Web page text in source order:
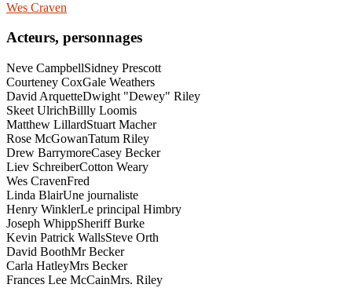
Wes Craven
Acteurs, personnages
Neve CampbellSidney Prescott
Courteney CoxGale Weathers
David ArquetteDwight "Dewey" Riley
Skeet UlrichBillly Loomis
Matthew LillardStuart Macher
Rose McGowanTatum Riley
Drew BarrymoreCasey Becker
Liev SchreiberCotton Weary
Wes CravenFred
Linda BlairUne journaliste
Henry WinklerLe principal Himbry
Joseph WhippSheriff Burke
Kevin Patrick WallsSteve Orth
David BoothMr Becker
Carla HatleyMrs Becker
Frances Lee McCainMrs. Riley